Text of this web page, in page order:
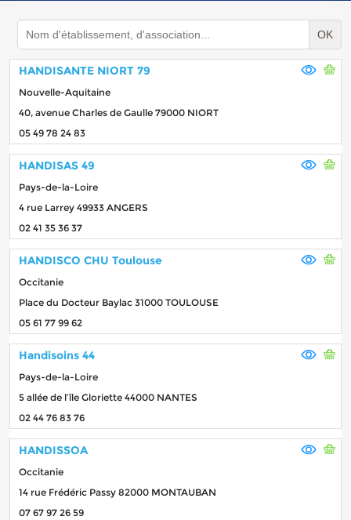
OK
HANDISANTE NIORT 79
Nouvelle-Aquitaine
40, avenue Charles de Gaulle 79000 NIORT
05 49 78 24 83
HANDISAS 49
Pays-de-la-Loire
4 rue Larrey 49933 ANGERS
02 41 35 36 37
HANDISCO CHU Toulouse
Occitanie
Place du Docteur Baylac 31000 TOULOUSE
05 61 77 99 62
Handisoins 44
Pays-de-la-Loire
5 allée de l’île Gloriette 44000 NANTES
02 44 76 83 76
HANDISSOA
Occitanie
14 rue Frédéric Passy 82000 MONTAUBAN
07 67 97 26 59